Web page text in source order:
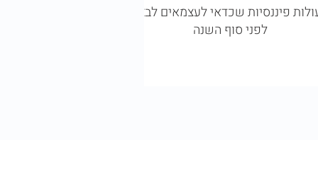
פיננסיות שכדאי לעצמאים לבצע
לפני סוף השנה